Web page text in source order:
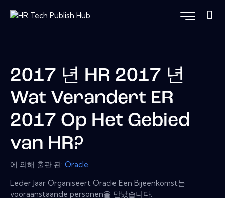
2017 년 HR 2017 년
Wat Verandert ER
2017 Op Het Gebied
van HR?
에 의해 출판 된: Oracle
Leder Jaar Organiseert Oracle Een Bijeenkomst는
vooraanstaande personen을 만났습니다.